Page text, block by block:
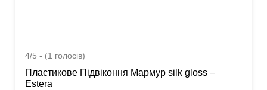
4/5 - (1 голосів)
Пластикове Підвіконня Мармур silk gloss –
Estera